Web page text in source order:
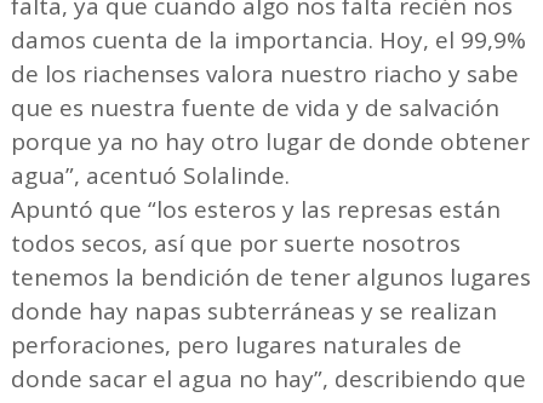
damos cuenta de la importancia. Hoy, el 99,9%
de los riachenses valora nuestro riacho y sabe
que es nuestra fuente de vida y de salvación
porque ya no hay otro lugar de donde obtener
agua”, acentuó Solalinde.
Apuntó que “los esteros y las represas están
todos secos, así que por suerte nosotros
tenemos la bendición de tener algunos lugares
donde hay napas subterráneas y se realizan
perforaciones, pero lugares naturales de
donde sacar el agua no hay”, describiendo que